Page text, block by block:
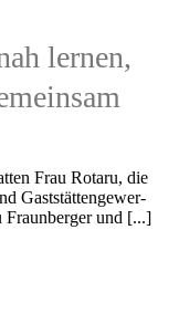
lernen,
Frau Rotaru, die
Gaststät­ten­ge­wer­
Fraun­ber­ger und [...]